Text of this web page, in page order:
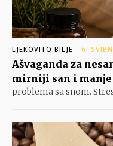
LJEKOVITO BILJE 6.
Ašvaganda za
mirniji san i manje
problema sa snom.